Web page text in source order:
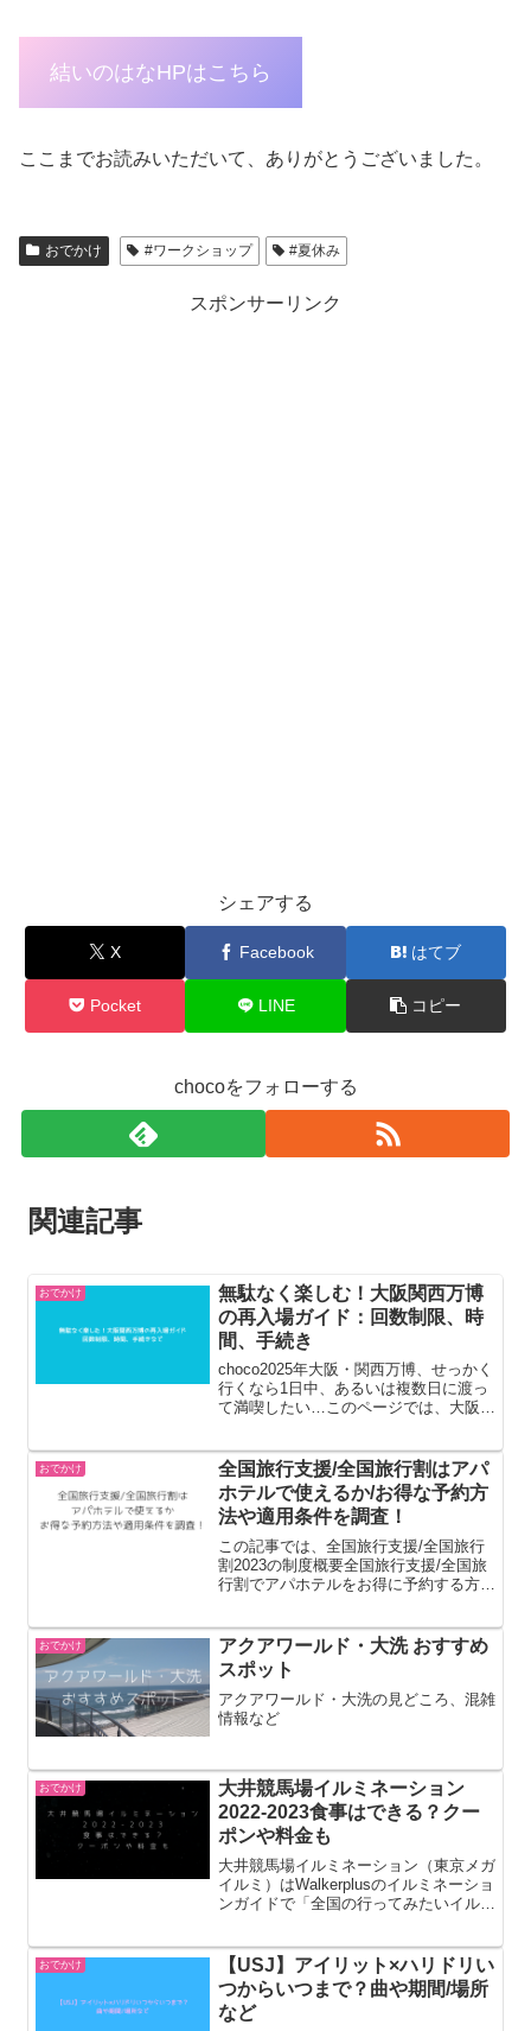
結いのはなHPはこちら
ここまでお読みいただいて、ありがとうございました。
おでかけ #ワークショップ #夏休み
スポンサーリンク
シェアする
X Facebook はてブ
Pocket LINE コピー
chocoをフォローする
関連記事
おでかけ
無駄なく楽しむ！大阪関西万博
の再入場ガイド：回数制限、時
間、手続き
choco2025年大阪・関西万博、せっかく
行くなら1日中、あるいは複数日に渡っ
て満喫したい…このページでは、大阪・
あるのか、再入場の具体的な手続きはど
うすればいいのか...
おでかけ
全国旅行支援/全国旅行割はアパ
ホテルで使えるか/お得な予約方
法や適用条件を調査！
この記事では、全国旅行支援/全国旅行
割2023の制度概要全国旅行支援/全国旅
行割でアパホテルをお得に予約する方法
行支援/全国旅行割2023の制度概要2022
年の年末をも...
おでかけ
アクアワールド・大洗 おすすめ
スポット
アクアワールド・大洗の見どころ、混雑
情報など
おでかけ
大井競馬場イルミネーション
2022-2023食事はできる？クー
ポンや料金も
大井競馬場イルミネーション（東京メガ
イルミ）はWalkerplusのイルミネーショ
ンガイドで「全国の行ってみたいイルミ
なっています。今回は大井競馬場イルミ
ネーション...
おでかけ
【USJ】アイリット×ハリドリい
つからいつまで？曲や期間/場所
など